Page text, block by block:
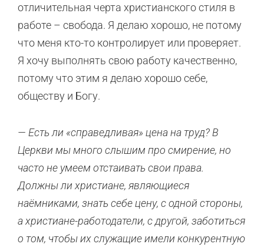
отличительная черта христианского стиля в
работе – свобода. Я делаю хорошо, не потому
что меня кто-то контролирует или проверяет.
Я хочу выполнять свою работу качественно,
потому что этим я делаю хорошо себе,
обществу и Богу.
— Есть ли «справедливая» цена на труд? В
Церкви мы много слышим про смирение, но
часто не умеем отстаивать свои права.
Должны ли христиане, являющиеся
наёмниками, знать себе цену, с одной стороны,
а христиане-работодатели, с другой, заботиться
о том, чтобы их служащие имели конкурентную